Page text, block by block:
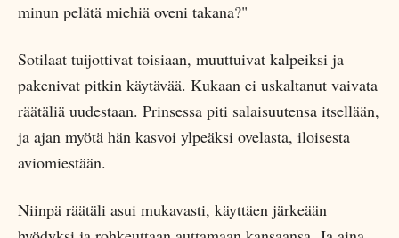
minun pelätä miehiä oveni takana?"
Sotilaat tuijottivat toisiaan, muuttuivat kalpeiksi ja
pakenivat pitkin käytävää. Kukaan ei uskaltanut vaivata
räätäliä uudestaan. Prinsessa piti salaisuutensa itsellään,
ja ajan myötä hän kasvoi ylpeäksi ovelasta, iloisesta
aviomiestään.
Niinpä räätäli asui mukavasti, käyttäen järkeään